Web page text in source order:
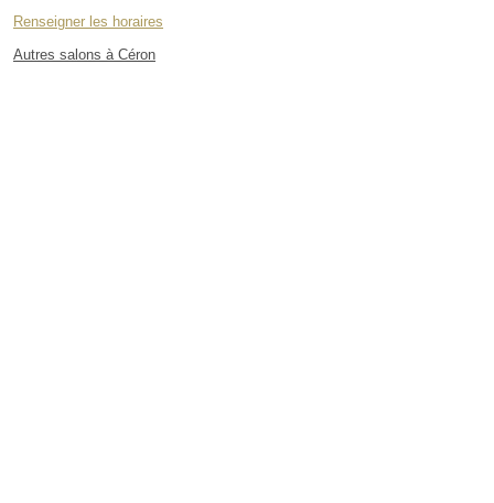
Renseigner les horaires
Autres salons à Céron